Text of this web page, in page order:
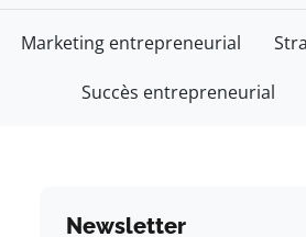
Marketing entrepreneurial
Succès entrepreneurial
Newsletter